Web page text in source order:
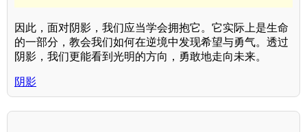
因此，面对阴影，我们应当学会拥抱它。它实际上是生命
的一部分，教会我们如何在逆境中发现希望与勇气。透过
阴影，我们更能看到光明的方向，勇敢地走向未来。
阴影